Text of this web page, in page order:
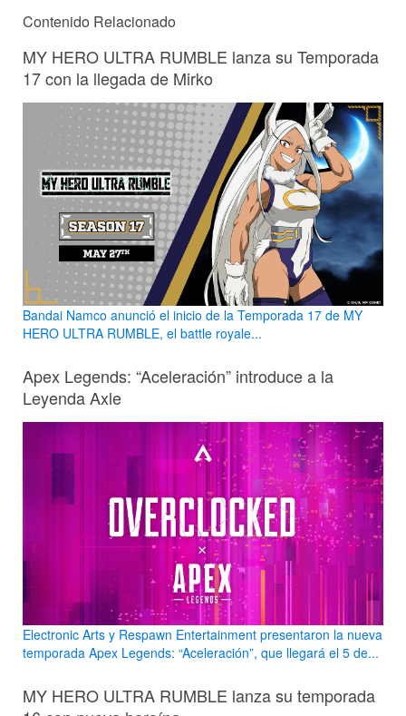
Contenido Relacionado
MY HERO ULTRA RUMBLE lanza su Temporada
17 con la llegada de Mirko
Bandai Namco anunció el inicio de la Temporada 17 de MY
HERO ULTRA RUMBLE, el battle royale...
Apex Legends: “Aceleración” introduce a la
Leyenda Axle
Electronic Arts y Respawn Entertainment presentaron la nueva
temporada Apex Legends: “Aceleración”, que llegará el 5 de...
MY HERO ULTRA RUMBLE lanza su temporada